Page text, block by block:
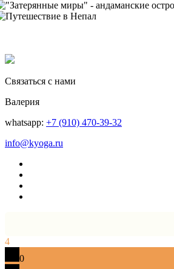
Связаться с нами
Валерия
whatsapp: +7 (910) 470-39-32
info@kyoga.ru
4
0